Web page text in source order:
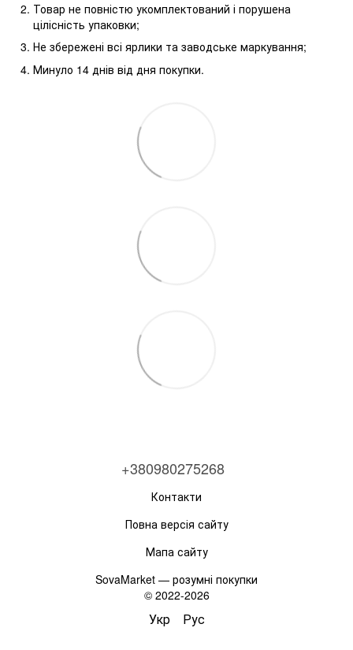
Товар не повністю укомплектований і порушена
цілісність упаковки;
Не збережені всі ярлики та заводське маркування;
Минуло 14 днів від дня покупки.
+380980275268
Контакти
Повна версія сайту
Мапа сайту
SovaMarket — розумні покупки
© 2022-2026
Укр Рус